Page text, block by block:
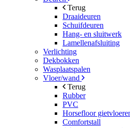
Terug
Draaideuren
Schuifdeuren
Hang- en sluitwerk
Lamellenafsluiting
Verlichting
Dekbokken
Wasplaatspalen
Vloer/wand
Terug
Rubber
PVC
Horsefloor
Comfortstall